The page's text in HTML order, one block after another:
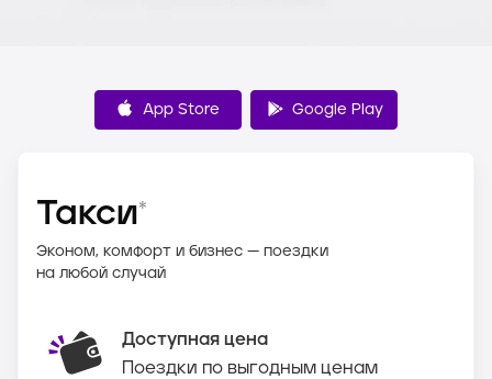
App Store Google Play
Такси*
Эконом, комфорт и бизнес — поездки
на любой случай
Доступная цена
Поездки по выгодным ценам